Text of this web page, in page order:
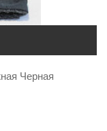
Черная